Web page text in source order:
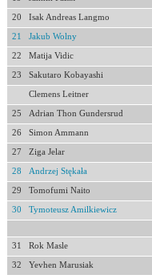
20 Isak Andreas Langmo
21 Jakub Wolny
22 Matija Vidic
23 Sakutaro Kobayashi
Clemens Leitner
25 Adrian Thon Gundersrud
26 Simon Ammann
27 Ziga Jelar
28 Andrzej Stękała
29 Tomofumi Naito
30 Tymoteusz Amilkiewicz
31 Rok Masle
32 Yevhen Marusiak